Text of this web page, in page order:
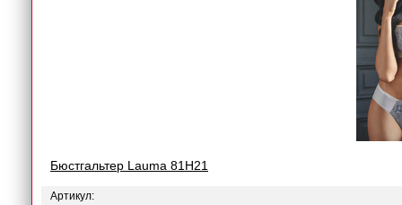
Бюстгальтер Lauma 81H21
Артикул: